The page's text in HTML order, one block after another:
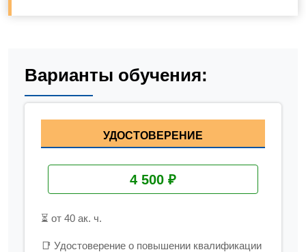
Варианты обучения:
УДОСТОВЕРЕНИЕ
4 500 ₽
⏳ от 40 ак. ч.
📑 Удостоверение о повышении квалификации